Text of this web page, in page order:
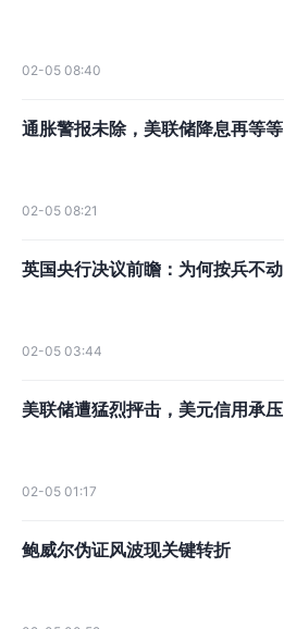
02-05 08:40
通胀警报未除，美联储降息再等等
02-05 08:21
英国央行决议前瞻：为何按兵不动
02-05 03:44
美联储遭猛烈抨击，美元信用承压
02-05 01:17
鲍威尔伪证风波现关键转折